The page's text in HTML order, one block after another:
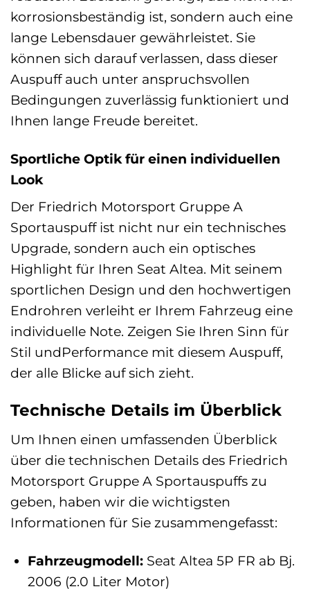
korrosionsbeständig ist, sondern auch eine
lange Lebensdauer gewährleistet. Sie
können sich darauf verlassen, dass dieser
Auspuff auch unter anspruchsvollen
Bedingungen zuverlässig funktioniert und
Ihnen lange Freude bereitet.
Sportliche Optik für einen individuellen
Look
Der Friedrich Motorsport Gruppe A
Sportauspuff ist nicht nur ein technisches
Upgrade, sondern auch ein optisches
Highlight für Ihren Seat Altea. Mit seinem
sportlichen Design und den hochwertigen
Endrohren verleiht er Ihrem Fahrzeug eine
individuelle Note. Zeigen Sie Ihren Sinn für
Stil undPerformance mit diesem Auspuff,
der alle Blicke auf sich zieht.
Technische Details im Überblick
Um Ihnen einen umfassenden Überblick
über die technischen Details des Friedrich
Motorsport Gruppe A Sportauspuffs zu
geben, haben wir die wichtigsten
Informationen für Sie zusammengefasst:
Fahrzeugmodell:Seat Altea 5P FR ab Bj.
2006 (2.0 Liter Motor)